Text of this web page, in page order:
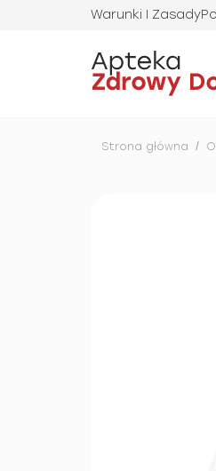
Warunki I Zasady
Strona główna /